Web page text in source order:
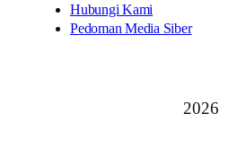
Hubungi Kami
Pedoman Media Siber
2026